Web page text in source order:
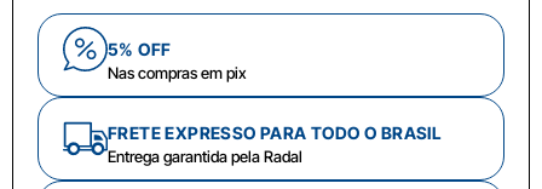
5% OFF
Nas compras em pix
FRETE EXPRESSO PARA TODO O BRASIL
Entrega garantida pela Radal